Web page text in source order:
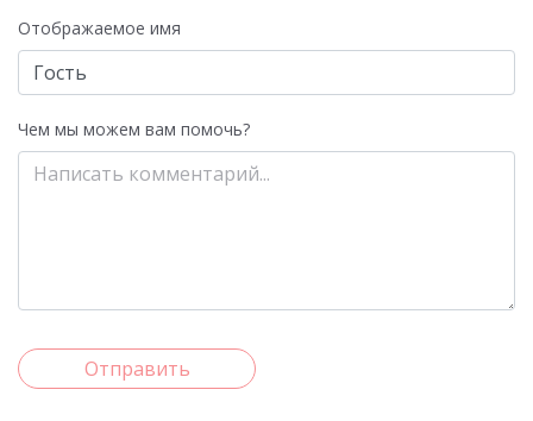
Отображаемое имя
Чем мы можем вам помочь?
Отправить